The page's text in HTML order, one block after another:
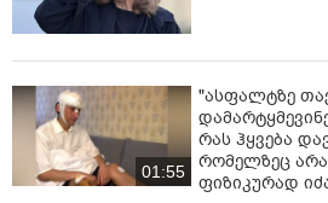
01:55
"ასფალტზე
რას ჰყვება
რომელზეც
ფიზიკურად